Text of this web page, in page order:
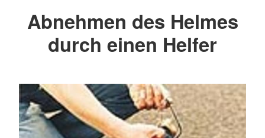
Abnehmen des Helmes
durch einen Helfer